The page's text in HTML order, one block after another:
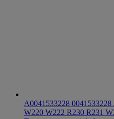
A0041533228
W220 W222 R230 R231